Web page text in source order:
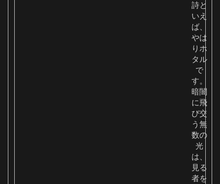
詩と
いえ
ば、
やは
りホ
タル
で
す。
暗闇
に飛
び交
う無
数の
光
は、
見る
者を